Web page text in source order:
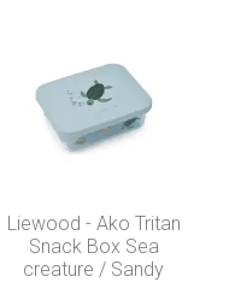
Liewood - Ako Tritan
Snack Box Sea
creature / Sandy